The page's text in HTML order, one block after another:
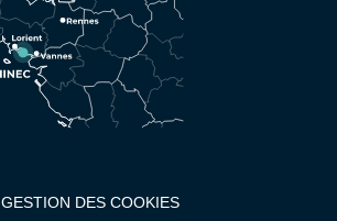
GESTION DES COOKIES